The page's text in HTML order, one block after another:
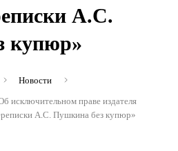
А.С.
купюр»
Новости
исключительном праве издателя
А.С. Пушкина без купюр»